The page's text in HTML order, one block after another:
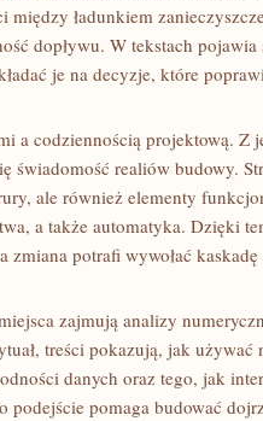
między ładunkiem
dopływu. W tekstach
je na decyzje, które
a codziennością projektową. Z
świadomość realiów budowy.
ale również elementy
a także automatyka. Dzięki
zmiana potrafi wywołać
zajmują analizy
treści pokazują, jak używać
danych oraz tego, jak
podejście pomaga budować